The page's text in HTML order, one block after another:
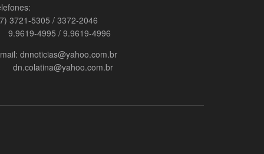
3721-5305 / 3372-2046
4995 / 9.9619-4996
dnnoticias@yahoo.com.br